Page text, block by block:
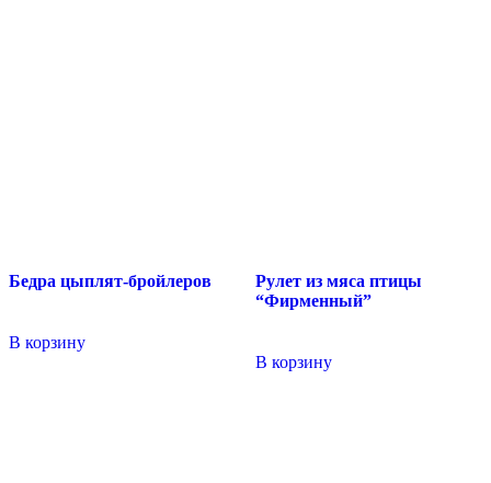
Бедра цыплят-бройлеров
В корзину
Рулет из мяса птицы
“Фирменный”
В корзину